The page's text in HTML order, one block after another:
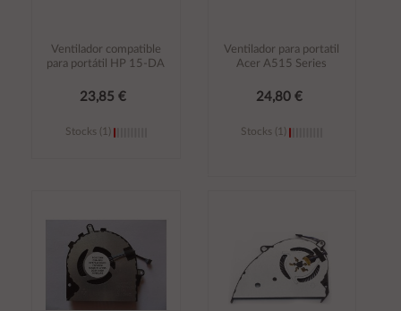
Ventilador compatible
para portátil HP 15-DA
23,85 €
Stocks (1)
Ventilador para portatil
Acer A515 Series
24,80 €
Stocks (1)